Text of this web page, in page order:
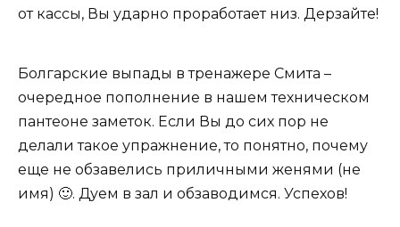
от кассы, Вы ударно проработает низ. Дерзайте!
Болгарские выпады в тренажере Смита –
очередное пополнение в нашем техническом
пантеоне заметок. Если Вы до сих пор не
делали такое упражнение, то понятно, почему
еще не обзавелись приличными женями (не
имя) 🙂. Дуем в зал и обзаводимся. Успехов!